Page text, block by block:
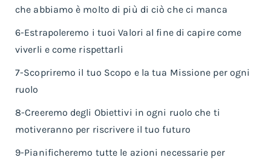
che abbiamo è molto di più di ciò che ci manca
6-Estrapoleremo i tuoi Valori al fine di capire come
viverli e come rispettarli
7-Scopriremo il tuo Scopo e la tua Missione per ogni
ruolo
8-Creeremo degli Obiettivi in ogni ruolo che ti
motiveranno per riscrivere il tuo futuro
9-Pianificheremo tutte le azioni necessarie per